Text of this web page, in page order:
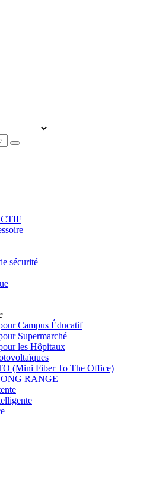
sécurité
Campus Éducatif
Supermarché
les Hôpitaux
(Mini Fiber To The Office)
RANGE